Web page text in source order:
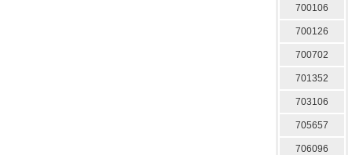
700106
700126
700702
701352
703106
705657
706096